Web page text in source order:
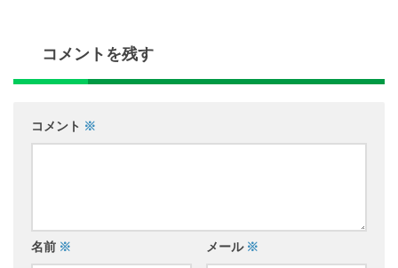
コメントを残す
コメント ※
名前 ※ メール ※